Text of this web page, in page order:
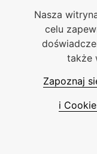
Redakcja
poleca
Informacje
Polityka
Reklama
Nasza
celu
także
Zapoznaj
i